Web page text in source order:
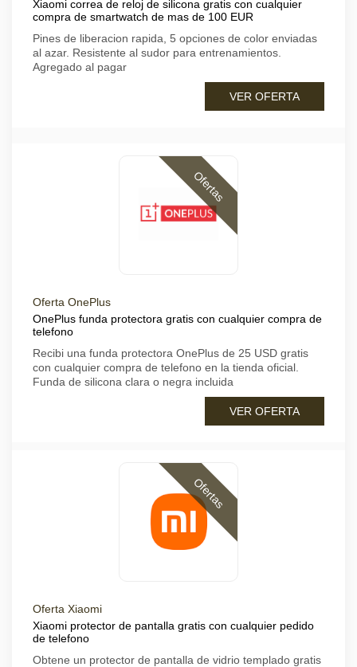
Xiaomi correa de reloj de silicona gratis con cualquier
compra de smartwatch de mas de 100 EUR
Pines de liberacion rapida, 5 opciones de color enviadas
al azar. Resistente al sudor para entrenamientos.
Agregado al pagar
VER OFERTA
Ofertas
Oferta OnePlus
OnePlus funda protectora gratis con cualquier compra de
telefono
Recibi una funda protectora OnePlus de 25 USD gratis
con cualquier compra de telefono en la tienda oficial.
Funda de silicona clara o negra incluida
VER OFERTA
Ofertas
Oferta Xiaomi
Xiaomi protector de pantalla gratis con cualquier pedido
de telefono
Obtene un protector de pantalla de vidrio templado gratis